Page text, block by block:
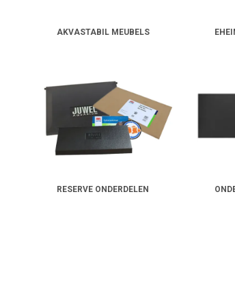
AKVASTABIL MEUBELS
RESERVE ONDERDELEN